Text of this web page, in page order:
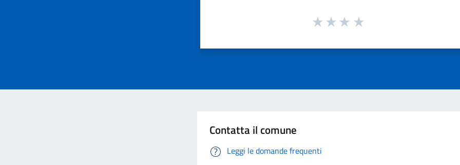
Contatta il comune
Leggi le domande frequenti